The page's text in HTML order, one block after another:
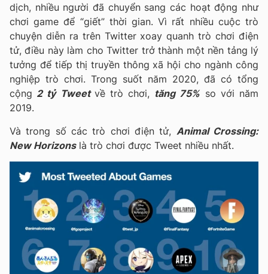
dịch, nhiều người đã chuyển sang các hoạt động như
chơi game để “giết” thời gian. Vì rất nhiều cuộc trò
chuyện diễn ra trên Twitter xoay quanh trò chơi điện
tử, điều này làm cho Twitter trở thành một nền tảng lý
tưởng để tiếp thị truyền thông xã hội cho ngành công
nghiệp trò chơi. Trong suốt năm 2020, đã có tổng
cộng 2 tỷ Tweet về trò chơi, tăng 75% so với năm
2019.
Và trong số các trò chơi điện tử, Animal Crossing:
New Horizonslà trò chơi được Tweet nhiều nhất.